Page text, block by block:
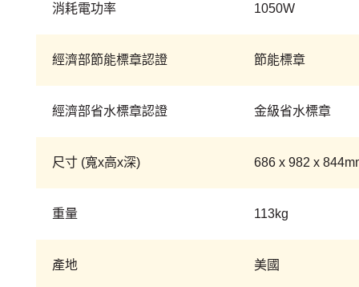
消耗電功率 1050W
經濟部節能標章認證 節能標章
經濟部省水標章認證 金級省水標章
尺寸 (寬x高x深) 686 x 982 x
重量 113kg
產地 美國